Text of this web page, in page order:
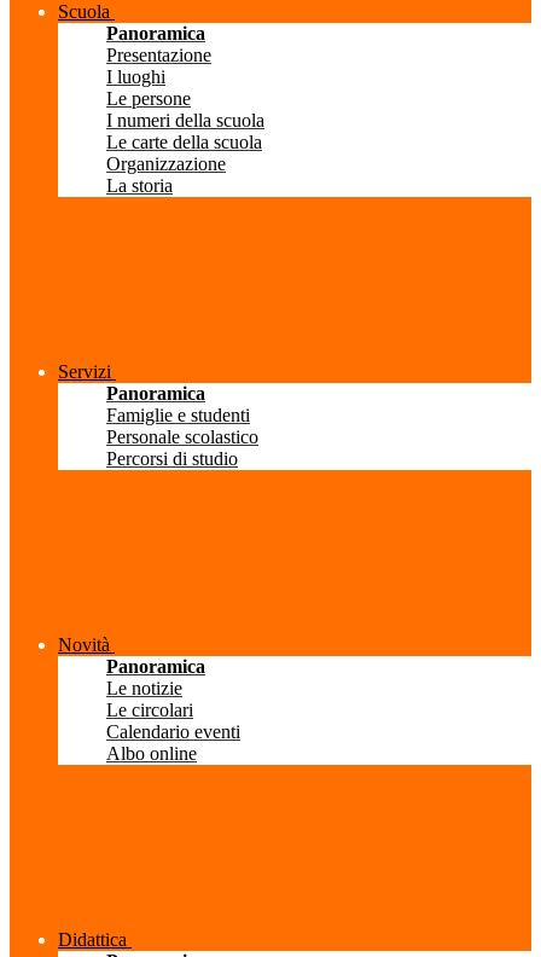
Scuola
Panoramica
Presentazione
I luoghi
Le persone
I numeri della scuola
Le carte della scuola
Organizzazione
La storia
Servizi
Panoramica
Famiglie e studenti
Personale scolastico
Percorsi di studio
Novità
Panoramica
Le notizie
Le circolari
Calendario eventi
Albo online
Didattica